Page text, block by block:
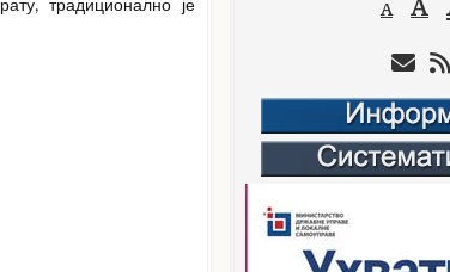
традиционално је
A A